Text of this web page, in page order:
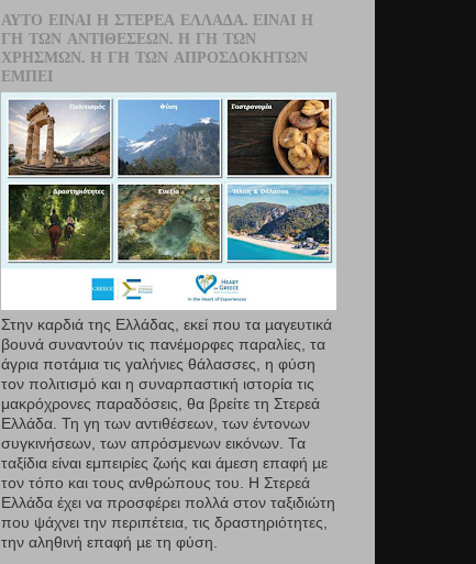
ΑΥΤΌ ΕΊΝΑΙ Η ΣΤΕΡΕΆ ΕΛΛΆΔΑ. ΕΊΝΑΙ Η
ΓΗ ΤΩΝ ΑΝΤΙΘΈΣΕΩΝ. Η ΓΗ ΤΩΝ
ΧΡΗΣΜΏΝ. Η ΓΗ ΤΩΝ ΑΠΡΟΣΔΌΚΗΤΩΝ
ΕΜΠΕΙ
Στην καρδιά της Ελλάδας, εκεί που τα µαγευτικά
βουνά συναντούν τις πανέμορφες παραλίες, τα
άγρια ποτάμια τις γαλήνιες θάλασσες, η φύση
τον πολιτισμό και η συναρπαστική ιστορία τις
μακρόχρονες παραδόσεις, θα βρείτε τη Στερεά
Ελλάδα. Τη γη των αντιθέσεων, των έντονων
συγκινήσεων, των απρόσμενων εικόνων. Τα
ταξίδια είναι εμπειρίες ζωής και άμεση επαφή µε
τον τόπο και τους ανθρώπους του. Η Στερεά
Ελλάδα έχει να προσφέρει πολλά στον ταξιδιώτη
που ψάχνει την περιπέτεια, τις δραστηριότητες,
την αληθινή επαφή µε τη φύση.